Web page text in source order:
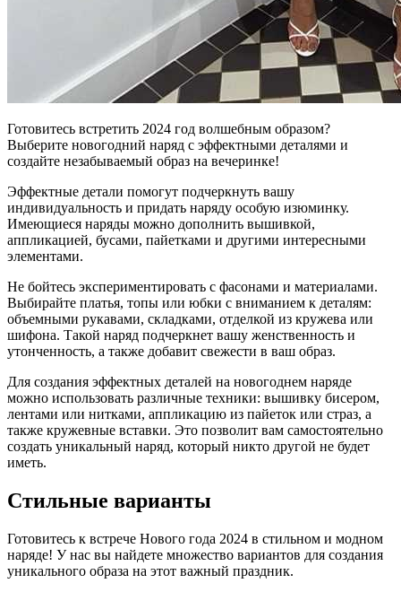
Готовитесь встретить 2024 год волшебным образом?
Выберите новогодний наряд с эффектными деталями и
создайте незабываемый образ на вечеринке!
Эффектные детали помогут подчеркнуть вашу
индивидуальность и придать наряду особую изюминку.
Имеющиеся наряды можно дополнить вышивкой,
аппликацией, бусами, пайетками и другими интересными
элементами.
Не бойтесь экспериментировать с фасонами и материалами.
Выбирайте платья, топы или юбки с вниманием к деталям:
объемными рукавами, складками, отделкой из кружева или
шифона. Такой наряд подчеркнет вашу женственность и
утонченность, а также добавит свежести в ваш образ.
Для создания эффектных деталей на новогоднем наряде
можно использовать различные техники: вышивку бисером,
лентами или нитками, аппликацию из пайеток или страз, а
также кружевные вставки. Это позволит вам самостоятельно
создать уникальный наряд, который никто другой не будет
иметь.
Стильные варианты
Готовитесь к встрече Нового года 2024 в стильном и модном
наряде! У нас вы найдете множество вариантов для создания
уникального образа на этот важный праздник.